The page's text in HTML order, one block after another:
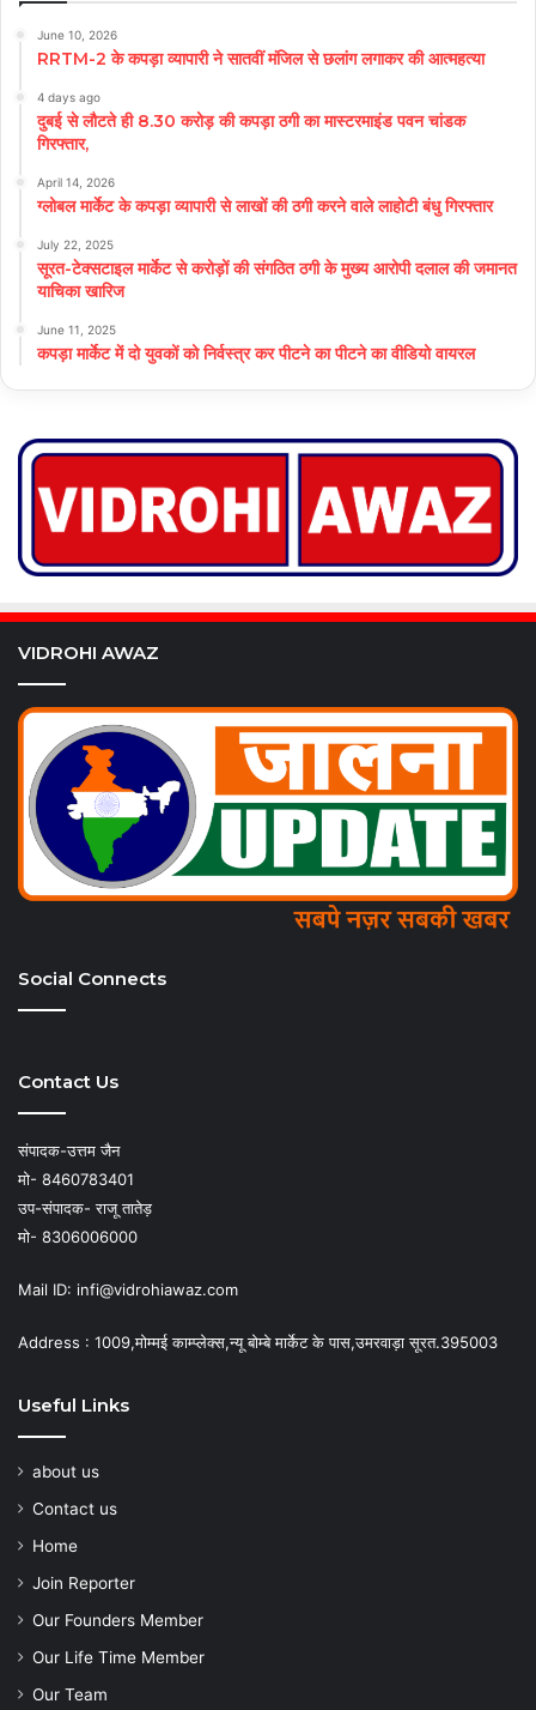
June 10, 2026
RRTM-2 के कपड़ा व्यापारी ने सातवीं मंजिल से छलांग लगाकर की आत्महत्या
4 days ago
दुबई से लौटते ही 8.30 करोड़ की कपड़ा ठगी का मास्टरमाइंड पवन चांडक
गिरफ्तार,
April 14, 2026
ग्लोबल मार्केट के कपड़ा व्यापारी से लाखों की ठगी करने वाले लाहोटी बंधु गिरफ्तार
July 22, 2025
सूरत-टेक्सटाइल मार्केट से करोड़ों की संगठित ठगी के मुख्य आरोपी दलाल की जमानत
याचिका खारिज
June 11, 2025
कपड़ा मार्केट में दो युवकों को निर्वस्त्र कर पीटने का पीटने का वीडियो वायरल
VIDROHI AWAZ
Social Connects
Contact Us
संपादक-उत्तम जैन
मो- 8460783401
उप-संपादक- राजू तातेड़
मो- 8306006000
Mail ID: infi@vidrohiawaz.com
Address : 1009,मोम्मई काम्प्लेक्स,न्यू बोम्बे मार्केट के पास,उमरवाड़ा सूरत.395003
Useful Links
about us
Contact us
Home
Join Reporter
Our Founders Member
Our Life Time Member
Our Team